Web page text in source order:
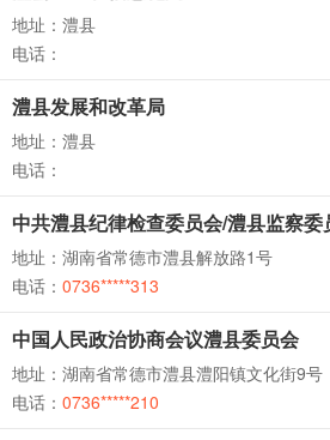
地址：澧县
电话：
澧县发展和改革局
地址：澧县
电话：
中共澧县纪律检查委员会/澧县监察委
地址：湖南省常德市澧县解放路1号
电话： 0736*****313
中国人民政治协商会议澧县委员会
地址：湖南省常德市澧县澧阳镇文化街9号
电话： 0736*****210